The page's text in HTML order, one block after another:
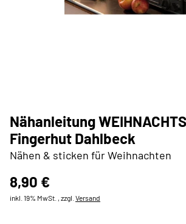
Nähanleitung
Fingerhut Dahlbeck
Nähen & sticken für Weihnachten
8,90 €
inkl. 19% MwSt. , zzgl. Versand